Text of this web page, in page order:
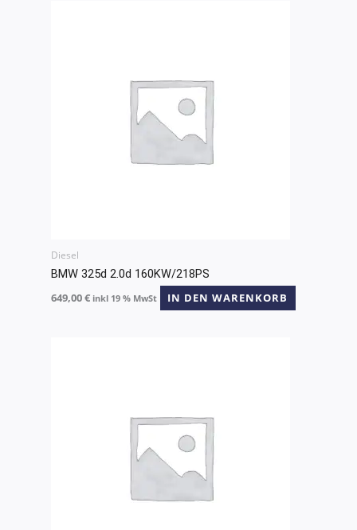
Diesel
BMW 325d 2.0d 160KW/218PS
649,00€ inkl 19 % MwSt IN DEN WARENKORB